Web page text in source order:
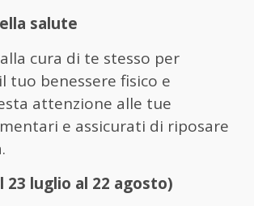
salute
cura di te stesso per
tuo benessere fisico e
attenzione alle tue
e assicurati di riposare
23 luglio al 22 agosto)